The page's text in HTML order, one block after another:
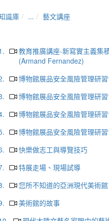
識庫 ... 藝文講座
教育推廣講座-新寫實主義集
(Armand Fernandez)
博物館展品安全風險管理研
博物館展品安全風險管理研
博物館展品安全風險管理研
博物館展品安全風險管理研
快樂做志工與導覽技巧
特展走場、現場試導
您所不知道的亞洲現代美術館
美術館的故事